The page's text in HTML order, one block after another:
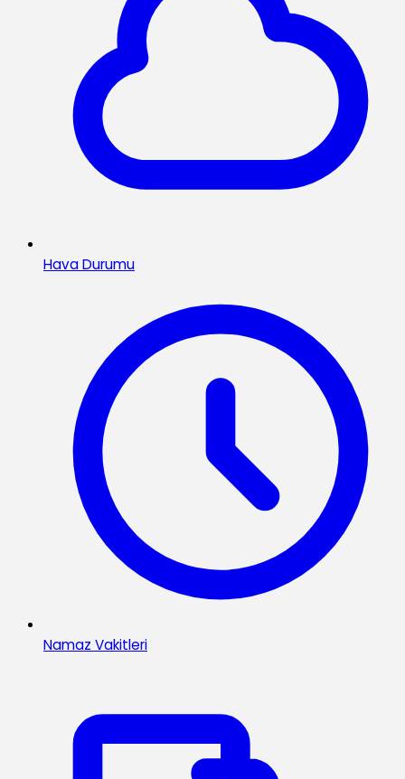
Hava Durumu
Namaz Vakitleri